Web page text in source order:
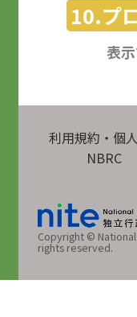
10.プ
表
利用規約・個
NBRC
Copyright ©
rights reserved.